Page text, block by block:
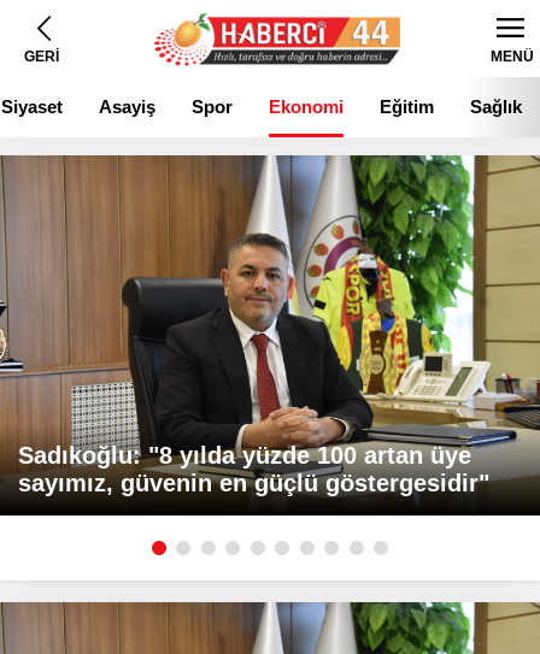
GERİ MENÜ
Siyaset Asayiş Spor Ekonomi Eğitim Sağlık
Sadıkoğlu: "8 yılda yüzde 100 artan üye
sayımız, güvenin en güçlü göstergesidir"